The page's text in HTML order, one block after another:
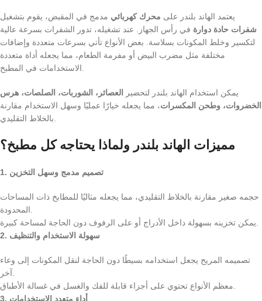
يعتمد الهاند بلندر على محرك كهربائي مدمج في المقبض، يقوم بتشغيل
شفرات حادة دوارة في رأس الجهاز. عند تشغيله، تدور الشفرات بسرعة عالية
لتكسير وخلط المكونات بسلاسة. بعض الأنواع تأتي بسرعات متعددة وإضافات
مختلفة مثل مضرب البيض أو مفرمة الطعام، مما يجعله أداة متعددة
يمكن استخدام الهاند بلندر لتحضير
العصائر، الشوربات، الصلصات، هرس
الخضروات، وطحن المكسرات، مما يجعله خيارًا عمليًا وسهل الاستخدام مقارنة
مميزات الهاند بلندر ولماذا يحتاجه كل مطبخ؟
1. تصميم مدمج وسهل التخزين
حجمه صغير مقارنة بالخلاط التقليدي، مما يجعله مثاليًا للمطابخ ذات المساحات
2. سهولة الاستخدام والتنظيف
تصميمه المريح يجعل استخدامه بسيطًا دون الحاجة لنقل المكونات إلى وعاء
3. أداء متعدد الاستخدامات